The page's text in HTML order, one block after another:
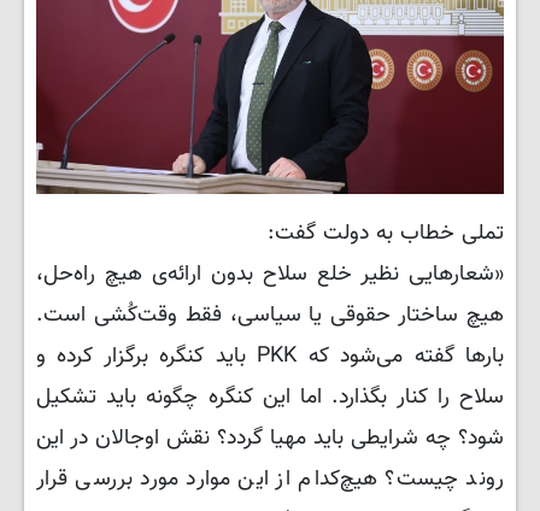
تملی خطاب به دولت گفت:
«شعارهایی نظیر خلع سلاح بدون ارائه‌ی هیچ راه‌حل،
هیچ ساختار حقوقی یا سیاسی، فقط وقت‌کُشی است.
بارها گفته می‌شود که PKK باید کنگره برگزار کرده و
سلاح را کنار بگذارد. اما این کنگره چگونه باید تشکیل
شود؟ چه شرایطی باید مهیا گردد؟ نقش اوجالان در این
روند چیست؟ هیچ‌کدام از این موارد مورد بررسی قرار